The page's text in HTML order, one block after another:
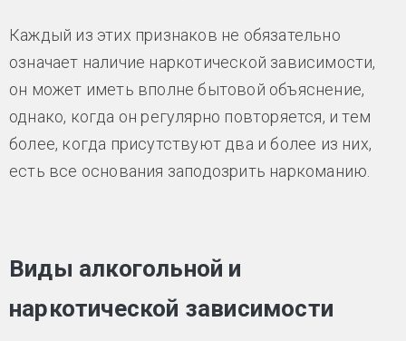
Каждый из этих признаков не обязательно
означает наличие наркотической зависимости,
он может иметь вполне бытовой объяснение,
однако, когда он регулярно повторяется, и тем
более, когда присутствуют два и более из них,
есть все основания заподозрить наркоманию.
Виды алкогольной и
наркотической зависимости